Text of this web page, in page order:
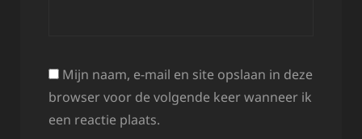
Mijn naam, e-mail en site opslaan in deze
browser voor de volgende keer wanneer ik
een reactie plaats.